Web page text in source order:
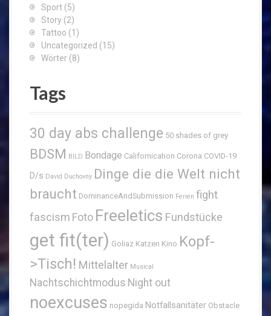
Sport (5)
Story (2)
Tattoo (1)
Uncategorized (15)
Wörter (8)
Tags
30 day abs challenge 50 shades of grey
BDSM BILD Bondage Californication Corona COVID-19
D/s David Duchovny Dinge die die Welt nicht
braucht DominanceAndSubmission Ferien fight
fascism Foto Freeletics Fundstücke
get fit(ter) Goliaz Katzen Kino Kopf-
>Tisch! Mittelalter Musical
Nachtschichtmodus Night out
noexcuses nopegida Notfallsanitäter Obstacle